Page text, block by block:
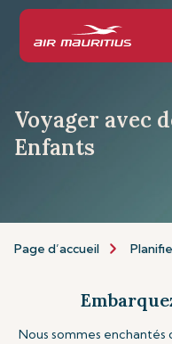
Voyager avec
Enfants
Page d’accueil
Nous sommes